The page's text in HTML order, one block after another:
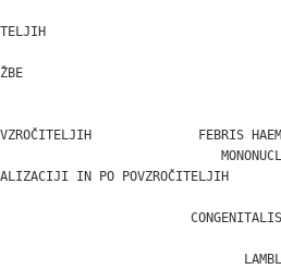
OKUŽBE
FEBRIS
IN PO POVZROČITELJIH
CONGENITALIS